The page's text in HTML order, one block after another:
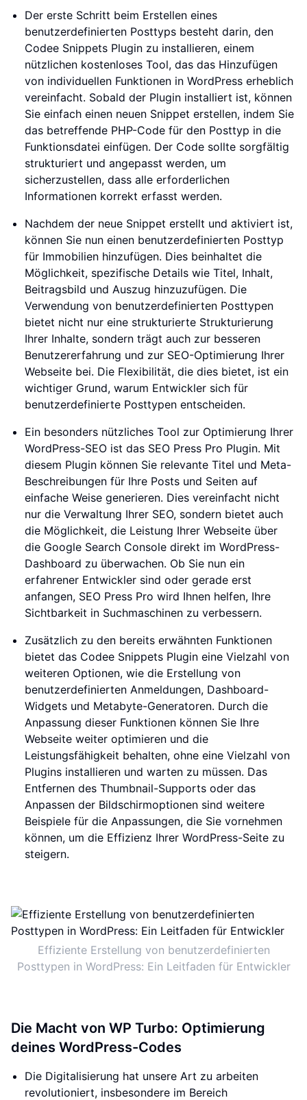
Der erste Schritt beim Erstellen eines
benutzerdefinierten Posttyps besteht darin, den
Codee Snippets Plugin zu installieren, einem
nützlichen kostenloses Tool, das das Hinzufügen
von individuellen Funktionen in WordPress erheblich
vereinfacht. Sobald der Plugin installiert ist, können
Sie einfach einen neuen Snippet erstellen, indem Sie
das betreffende PHP-Code für den Posttyp in die
Funktionsdatei einfügen. Der Code sollte sorgfältig
strukturiert und angepasst werden, um
sicherzustellen, dass alle erforderlichen
Informationen korrekt erfasst werden.
Nachdem der neue Snippet erstellt und aktiviert ist,
können Sie nun einen benutzerdefinierten Posttyp
für Immobilien hinzufügen. Dies beinhaltet die
Möglichkeit, spezifische Details wie Titel, Inhalt,
Beitragsbild und Auszug hinzuzufügen. Die
Verwendung von benutzerdefinierten Posttypen
bietet nicht nur eine strukturierte Strukturierung
Ihrer Inhalte, sondern trägt auch zur besseren
Benutzererfahrung und zur SEO-Optimierung Ihrer
Webseite bei. Die Flexibilität, die dies bietet, ist ein
wichtiger Grund, warum Entwickler sich für
benutzerdefinierte Posttypen entscheiden.
Ein besonders nützliches Tool zur Optimierung Ihrer
WordPress-SEO ist das SEO Press Pro Plugin. Mit
diesem Plugin können Sie relevante Titel und Meta-
Beschreibungen für Ihre Posts und Seiten auf
einfache Weise generieren. Dies vereinfacht nicht
nur die Verwaltung Ihrer SEO, sondern bietet auch
die Möglichkeit, die Leistung Ihrer Webseite über
die Google Search Console direkt im WordPress-
Dashboard zu überwachen. Ob Sie nun ein
erfahrener Entwickler sind oder gerade erst
anfangen, SEO Press Pro wird Ihnen helfen, Ihre
Sichtbarkeit in Suchmaschinen zu verbessern.
Zusätzlich zu den bereits erwähnten Funktionen
bietet das Codee Snippets Plugin eine Vielzahl von
weiteren Optionen, wie die Erstellung von
benutzerdefinierten Anmeldungen, Dashboard-
Widgets und Metabyte-Generatoren. Durch die
Anpassung dieser Funktionen können Sie Ihre
Webseite weiter optimieren und die
Leistungsfähigkeit behalten, ohne eine Vielzahl von
Plugins installieren und warten zu müssen. Das
Entfernen des Thumbnail-Supports oder das
Anpassen der Bildschirmoptionen sind weitere
Beispiele für die Anpassungen, die Sie vornehmen
können, um die Effizienz Ihrer WordPress-Seite zu
steigern.
Effiziente Erstellung von benutzerdefinierten
Posttypen in WordPress: Ein Leitfaden für Entwickler
Die Macht von WP Turbo: Optimierung
deines WordPress-Codes
Die Digitalisierung hat unsere Art zu arbeiten
revolutioniert, insbesondere im Bereich